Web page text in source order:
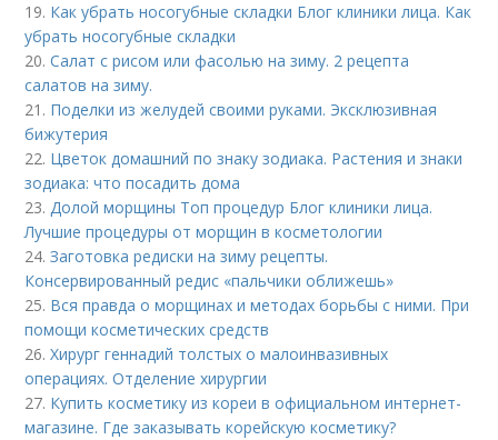
19. Как убрать носогубные складки Блог клиники лица. Как
убрать носогубные складки
20.Салат с рисом или фасолью на зиму. 2 рецепта
салатов на зиму.
21. Поделки из желудей своими руками. Эксклюзивная
бижутерия
22. Цветок домашний по знаку зодиака. Растения и знаки
зодиака: что посадить дома
23.Долой морщины Топ процедур Блог клиники лица.
Лучшие процедуры от морщин в косметологии
24.Заготовка редиски на зиму рецепты.
Консервированный редис «пальчики оближешь»
25. Вся правда о морщинах и методах борьбы с ними. При
помощи косметических средств
26.Хирург геннадий толстых о малоинвазивных
операциях. Отделение хирургии
27. Купить косметику из кореи в официальном интернет-
магазине. Где заказывать корейскую косметику?